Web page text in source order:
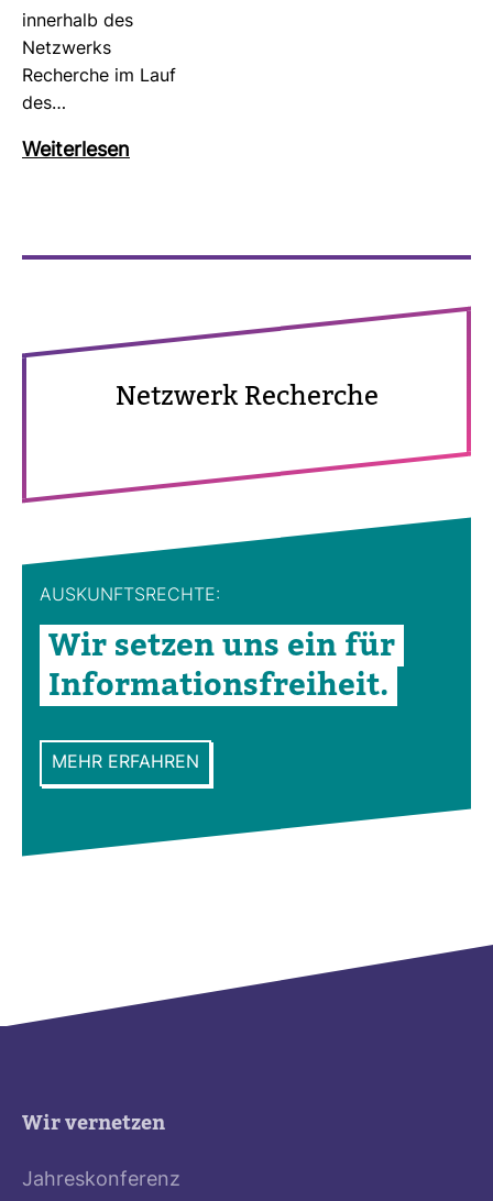
inner­halb des
Netz­werks
Recherche im Lauf
des…
Wei­ter­lesen
Netz­werk Recherche
AUS­KUNFTS­RECHTE:
Wir setzen uns ein für
Infor­ma­ti­ons­frei­heit.
MEHR ERFAHREN
Wir vernetzen
Jahreskonferenz